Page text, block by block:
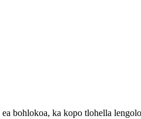
bohlokoa, ka kopo tlohella